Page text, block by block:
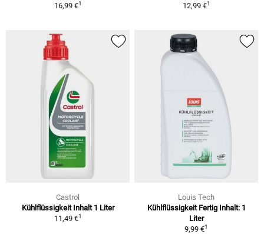
16,99 €1
12,99 €1
Castrol
Kühlflüssigkeit Inhalt 1 Liter
11,49 €1
Louis Tech
Kühlflüssigkeit Fertig Inhalt: 1
Liter
9,99 €1